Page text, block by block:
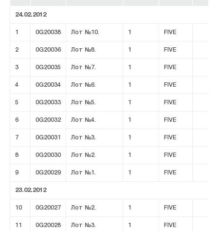
24.02.2012
1 0G20038 Лот №10. 1 FIVE
2 0G20036 Лот №8. 1 FIVE
3 0G20035 Лот №7. 1 FIVE
4 0G20034 Лот №6. 1 FIVE
5 0G20033 Лот №5. 1 FIVE
6 0G20032 Лот №4. 1 FIVE
7 0G20031 Лот №3. 1 FIVE
8 0G20030 Лот №2. 1 FIVE
9 0G20029 Лот №1. 1 FIVE
23.02.2012
10 0G20027 Лот №2. 1 FIVE
11 0G20028 Лот №3. 1 FIVE